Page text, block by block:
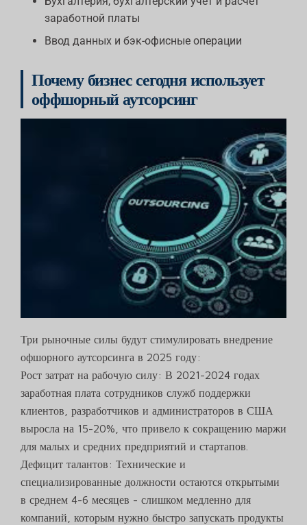
заработной платы
Ввод данных и бэк-офисные операции
Почему бизнес сегодня использует
оффшорный аутсорсинг
Три рыночные силы будут стимулировать внедрение
офшорного аутсорсинга в 2025 году:
Рост затрат на рабочую силу: В 2021-2024 годах
заработная плата сотрудников служб поддержки
клиентов, разработчиков и администраторов в США
выросла на 15-20%, что привело к сокращению маржи
для малых и средних предприятий и стартапов.
Дефицит талантов: Технические и
специализированные должности остаются открытыми
в среднем 4-6 месяцев - слишком медленно для
компаний, которым нужно быстро запускать продукты